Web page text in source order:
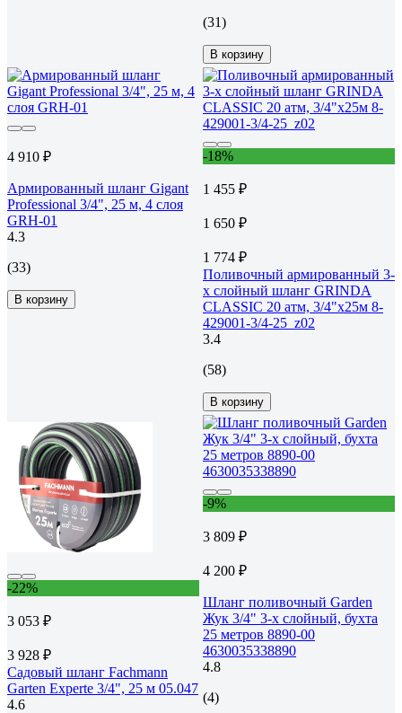
(31)
В корзину
4 910 ₽
Армированный шланг Gigant
Professional 3/4", 25 м, 4 слоя
GRH-01
4.3
(33)
В корзину
-18%
1 455 ₽
1 650 ₽
1 774 ₽
Поливочный армированный 3-
х слойный шланг GRINDA
CLASSIC 20 атм, 3/4"х25м 8-
429001-3/4-25_z02
3.4
(58)
В корзину
-22%
3 053 ₽
3 928 ₽
Садовый шланг Fachmann
Garten Experte 3/4", 25 м 05.047
4.6
-9%
3 809 ₽
4 200 ₽
Шланг поливочный Garden
Жук 3/4" 3-х слойный, бухта
25 метров 8890-00
4630035338890
4.8
(4)